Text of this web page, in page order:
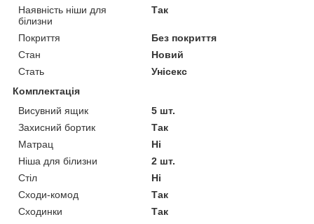
Наявність ніши для
білизни
Так
Покриття
Без покриття
Стан
Новий
Стать
Унісекс
Комплектація
Висувний ящик
5 шт.
Захисний бортик
Так
Матрац
Ні
Ніша для білизни
2 шт.
Стіл
Ні
Сходи-комод
Так
Сходинки
Так